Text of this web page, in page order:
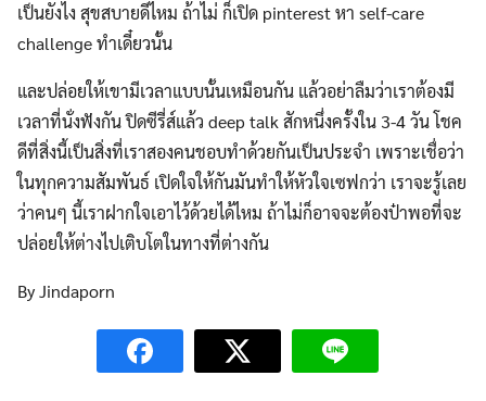
เป็นยังไง สุขสบายดีไหม ถ้าไม่ ก็เปิด pinterest หา self-care
challenge ทำเดี๋ยวนั้น
และปล่อยให้เขามีเวลาแบบนั้นเหมือนกัน แล้วอย่าลืมว่าเราต้องมี
เวลาที่นั่งฟังกัน ปิดซีรี่ส์แล้ว deep talk สักหนึ่งครั้งใน 3-4 วัน โชค
ดีที่สิ่งนี้เป็นสิ่งที่เราสองคนชอบทำด้วยกันเป็นประจำ เพราะเชื่อว่า
ในทุกความสัมพันธ์ เปิดใจให้กันมันทำให้หัวใจเซฟกว่า เราจะรู้เลย
ว่าคนๆ นี้เราฝากใจเอาไว้ด้วยได้ไหม ถ้าไม่ก็อาจจะต้องป๋าพอที่จะ
ปล่อยให้ต่างไปเติบโตในทางที่ต่างกัน
By Jindaporn